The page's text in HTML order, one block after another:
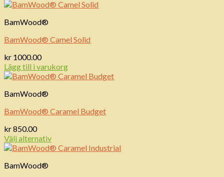
BamWood®
BamWood® Camel Solid
kr 1000.00
Lägg till i varukorg
BamWood®
BamWood® Caramel Budget
kr850.00
Välj alternativ
BamWood®